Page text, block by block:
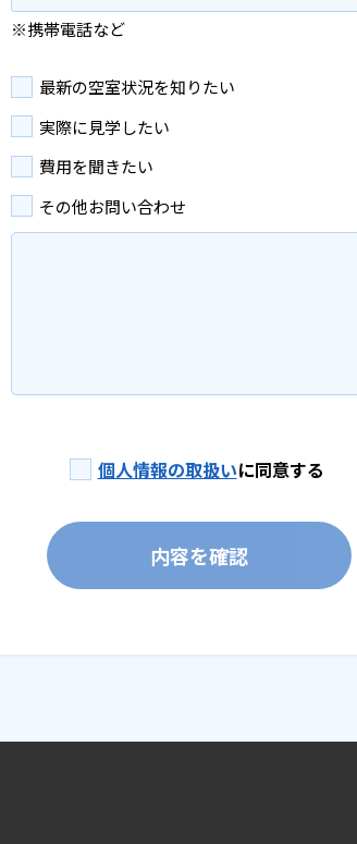
※携帯電話など
最新の空室状況を知りたい
実際に見学したい
費用を聞きたい
その他お問い合わせ
個人情報の取扱いに同意する
内容を確認